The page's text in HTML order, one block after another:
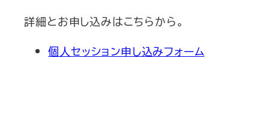
詳細とお申し込みはこちらから。
個人セッション申し込みフォーム